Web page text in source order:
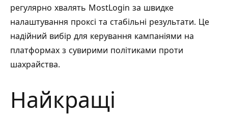
регулярно хвалять MostLogin за швидке
налаштування проксі та стабільні результати. Це
надійний вибір для керування кампаніями на
платформах з сувирими політиками проти
шахрайства.
Найкращі